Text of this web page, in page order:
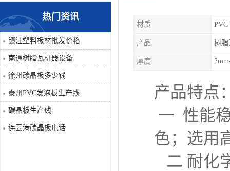
碳晶板生产线
PVC仿大理石板生产线
热门资讯
镇江塑料板材批发价格
南通树脂瓦机器设备
徐州碳晶板多少钱
泰州PVC发泡板生产线
碳晶板生产线
连云港碳晶板电话
材质 PVC
产品 树脂
厚度
产品特点
一 性能
色；选用
二 耐化